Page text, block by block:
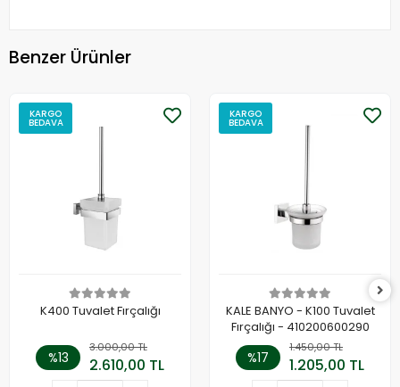
Benzer Ürünler
KARGO
BEDAVA
K400 Tuvalet Fırçalığı
%13
3.000,00 TL
2.610,00 TL
KARGO
BEDAVA
KALE BANYO - K100 Tuvalet
Fırçalığı - 410200600290
%17
1.450,00 TL
1.205,00 TL